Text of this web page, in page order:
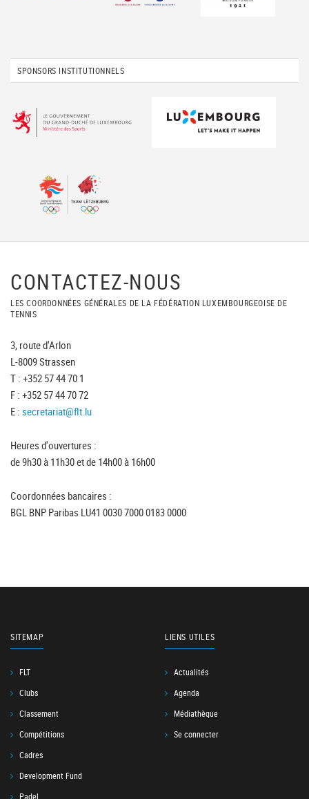
SPONSORS INSTITUTIONNELS
CONTACTEZ-NOUS
LES COORDONNÉES GÉNÉRALES DE LA FÉDÉRATION LUXEMBOURGEOISE DE
TENNIS
3, route d'Arlon
L-8009 Strassen
T : +352 57 44 70 1
F : +352 57 44 70 72
E : secretariat@flt.lu
Heures d'ouvertures :
de 9h30 à 11h30 et de 14h00 à 16h00
Coordonnées bancaires :
BGL BNP Paribas LU41 0030 7000 0183 0000
SITEMAP
FLT
Clubs
Classement
Compétitions
Cadres
Development Fund
Padel
LIENS UTILES
Actualités
Agenda
Médiathèque
Se connecter